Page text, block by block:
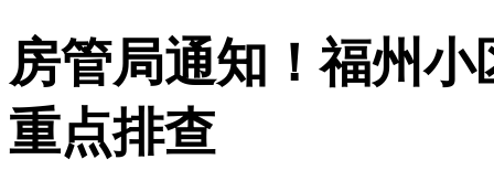
房管局通知！福州
重点排查